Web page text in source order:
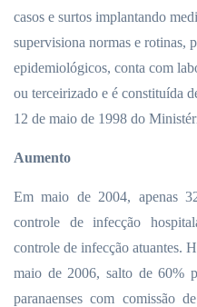
casos e surtos implantando
supervisiona normas e rotinas,
epidemiológicos, conta com
ou terceirizado e é constituída
12 de maio de 1998 do
Aumento
Em maio de 2004, apenas
controle de infecção
controle de infecção atuantes.
maio de 2006, salto de 60%
paranaenses com comissão